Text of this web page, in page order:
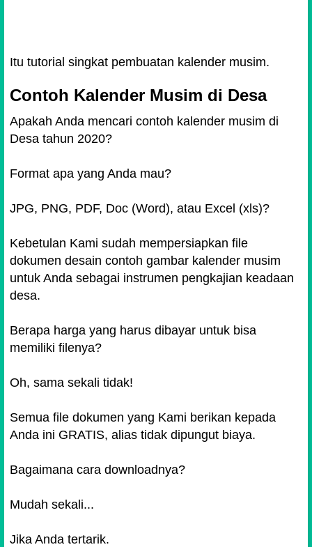
Itu tutorial singkat pembuatan kalender musim.
Contoh Kalender Musim di Desa
Apakah Anda mencari contoh kalender musim di
Desa tahun 2020?
Format apa yang Anda mau?
JPG, PNG, PDF, Doc (Word), atau Excel (xls)?
Kebetulan Kami sudah mempersiapkan file
dokumen desain contoh gambar kalender musim
untuk Anda sebagai instrumen pengkajian keadaan
desa.
Berapa harga yang harus dibayar untuk bisa
memiliki filenya?
Oh, sama sekali tidak!
Semua file dokumen yang Kami berikan kepada
Anda ini GRATIS, alias tidak dipungut biaya.
Bagaimana cara downloadnya?
Mudah sekali...
Jika Anda tertarik.